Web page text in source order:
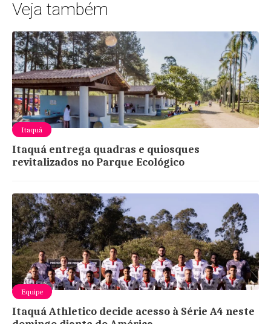
Veja também
Itaquá
Itaquá entrega quadras e quiosques
revitalizados no Parque Ecológico
Equipe
Itaquá Athletico decide acesso à Série A4 neste